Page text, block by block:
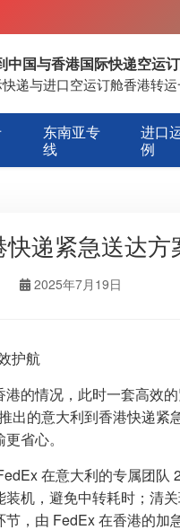
中国与香港国际快递空运
递与进口空运订舱香港转
东南亚专
线
进口
例
递紧急送达方
2025年7月19日
护航
的情况，此时一套高效
的意大利到香港快递紧
省心。
在意大利的专属团队
机，避免中转耗时；清
，由 FedEx 在香港的加